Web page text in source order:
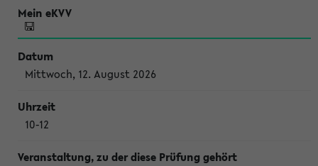
Mittwoch, 12. August 2026
10-12